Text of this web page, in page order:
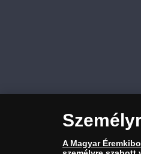
A Magyar